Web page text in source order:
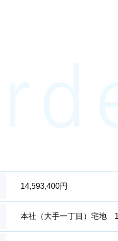
14,593,400円
本社（大手一丁目）宅地